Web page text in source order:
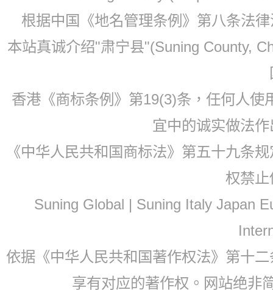
根据中国《地名管理条例》第八条法
本站真诚介绍"肃宁县"(Suning County,
香港《商标条例》第19(3)条，任何人
宜中的诚实做法
《中华人民共和国商标法》第五十九条
权禁
Suning Global | Suning Italy Japan
依据《中华人民共和国著作权法》第十
享有对应的著作权。网站绝非